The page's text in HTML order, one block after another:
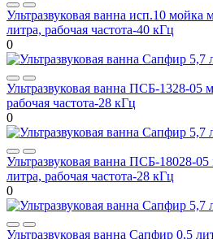
Ультразвуковая ванна исп.10
литра, рабочая частота-40 кГц
0
Ультразвуковая ванна ПСБ-1328-05
рабочая частота-28 кГц
0
Ультразвуковая ванна ПСБ-18028-
литра, рабочая частота-28 кГц
0
Ультразвуковая ванна Сапфир 0,5